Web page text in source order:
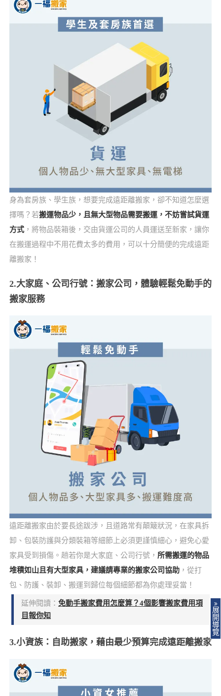
身為套房族、學生族，想要完成遠距離搬家，卻不知道怎麼選
擇嗎？若搬運物品少，且無大型物品需要搬運，不妨嘗試貨運
方式，將物品裝箱後，交由貨運公司的人員運送至新家，讓你
在搬運過程中不用花費太多的費用，可以十分簡便的完成遠距
離搬家！
2.大家庭、公司行號：搬家公司，體驗輕鬆免動手的
搬家服務
遠距離搬家由於要長途跋涉，且道路常有顛簸狀況，在家具拆
卸、包裝防護與分類裝箱等細節上必須更謹慎細心，避免心愛
家具受到損傷。趟若你是大家庭、公司行號， 所需搬運的物品
堆積如山且有大型家具，建議請專業的搬家公司協助，從打
包、防護、裝卸、搬運到歸位每個細節都為你處理妥當！
延伸閱讀：免動手搬家費用怎麼算？4個影響搬家費用項
目報你知
3.小資族：自助搬家，藉由最少預算完成遠距離搬家
展
開
導
覽